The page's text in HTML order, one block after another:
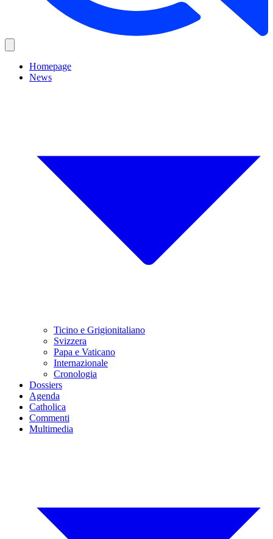
Homepage
News
Ticino e Grigionitaliano
Svizzera
Papa e Vaticano
Internazionale
Cronologia
Dossiers
Agenda
Catholica
Commenti
Multimedia